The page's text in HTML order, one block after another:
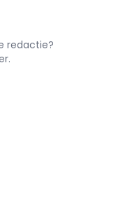
redactie?